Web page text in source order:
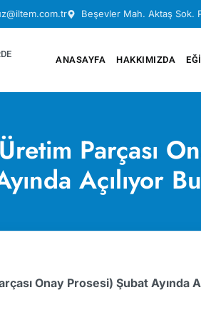
Beşevler Mah. Aktaş Sok.
ANASAYFA HAKKIMIZDA
Parçası
Açılıyor
Onay Prosesi) Şubat Ayında